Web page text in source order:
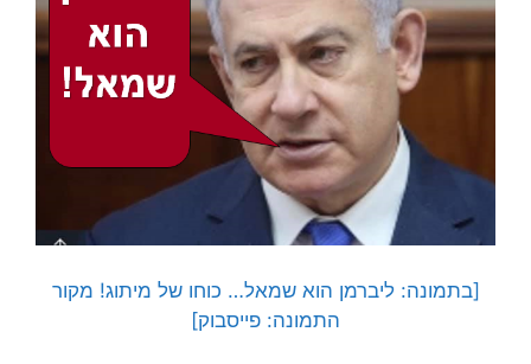
[בתמונה: ליברמן הוא שמאל… כוחו של מיתוג! מקור
התמונה: פייסבוק]